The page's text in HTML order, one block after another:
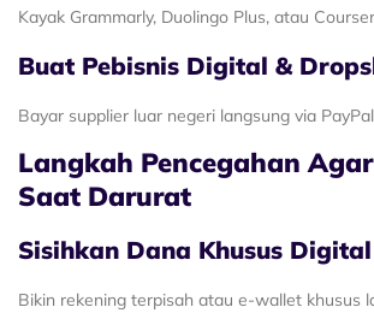
Kayak Grammarly, Duolingo Plus, atau
Buat Pebisnis Digital &
Bayar supplier luar negeri langsung via
Langkah Pencegahan
Saat Darurat
Sisihkan Dana Khusus Digital
Bikin rekening terpisah atau e-wallet khusus